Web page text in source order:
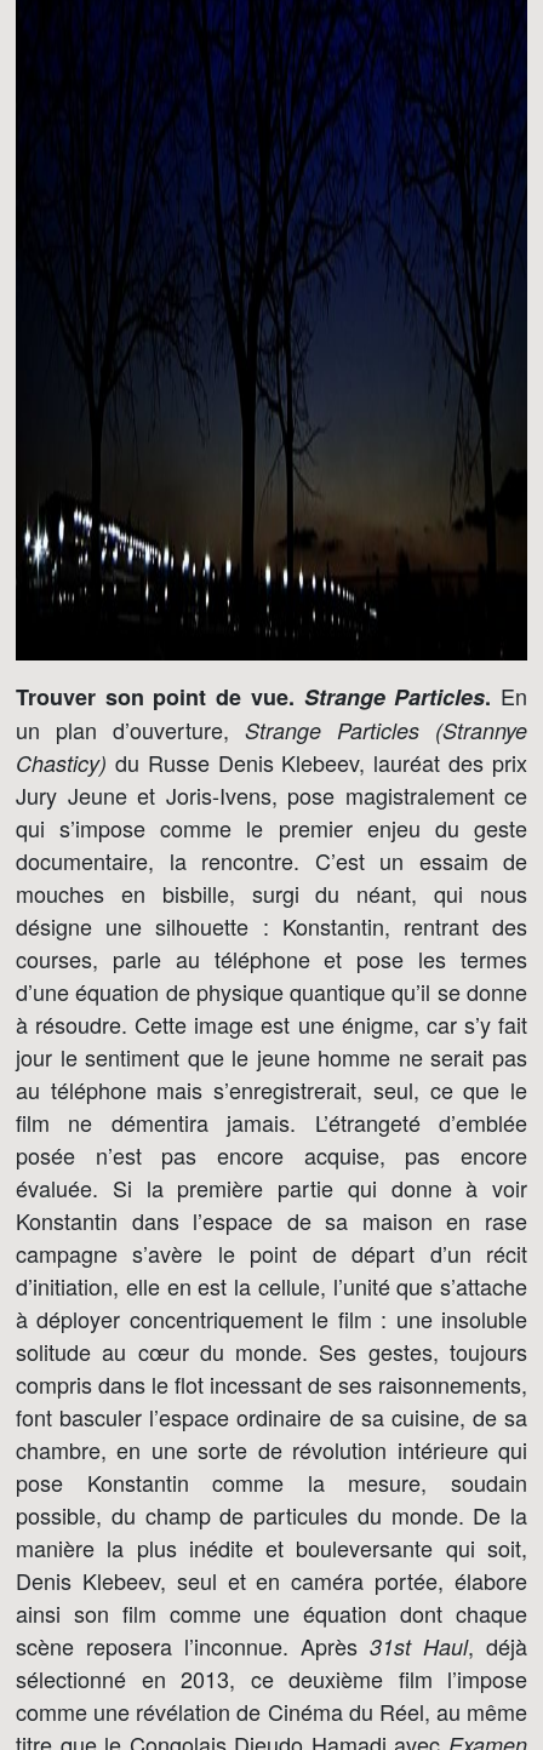
Trouver son point de vue. Strange Particles. En
un plan d’ouverture, Strange Particles (Strannye
Chasticy) du Russe Denis Klebeev, lauréat des prix
Jury Jeune et Joris-Ivens, pose magistralement ce
qui s’impose comme le premier enjeu du geste
documentaire, la rencontre. C’est un essaim de
mouches en bisbille, surgi du néant, qui nous
désigne une silhouette : Konstantin, rentrant des
courses, parle au téléphone et pose les termes
d’une équation de physique quantique qu’il se donne
à résoudre. Cette image est une énigme, car s’y fait
jour le sentiment que le jeune homme ne serait pas
au téléphone mais s’enregistrerait, seul, ce que le
film ne démentira jamais. L’étrangeté d’emblée
posée n’est pas encore acquise, pas encore
évaluée. Si la première partie qui donne à voir
Konstantin dans l’espace de sa maison en rase
campagne s’avère le point de départ d’un récit
d’initiation, elle en est la cellule, l’unité que s’attache
à déployer concentriquement le film : une insoluble
solitude au cœur du monde. Ses gestes, toujours
compris dans le flot incessant de ses raisonnements,
font basculer l’espace ordinaire de sa cuisine, de sa
chambre, en une sorte de révolution intérieure qui
pose Konstantin comme la mesure, soudain
possible, du champ de particules du monde. De la
manière la plus inédite et bouleversante qui soit,
Denis Klebeev, seul et en caméra portée, élabore
ainsi son film comme une équation dont chaque
scène reposera l’inconnue. Après 31st Haul, déjà
sélectionné en 2013, ce deuxième film l’impose
comme une révélation de Cinéma du Réel, au même